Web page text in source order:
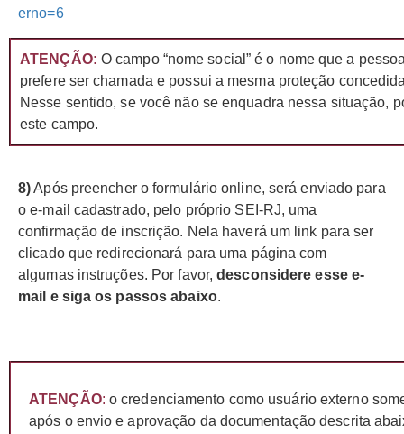
erno=6
ATENÇÃO: O campo “nome social” é o nome que a
prefere ser chamada e possui a mesma proteção
Nesse sentido, se você não se enquadra nessa situação,
este campo.
8)Após preencher o formulário online, será enviado para
o e-mail cadastrado, pelo próprio SEI-RJ, uma
confirmação de inscrição. Nela haverá um link para ser
clicado que redirecionará para uma página com
algumas instruções. Por favor,desconsidere esse e-
mail e siga os passos abaixo.
ATENÇÃO: o credenciamento como usuário externo
após o envio e aprovação da documentação descrita